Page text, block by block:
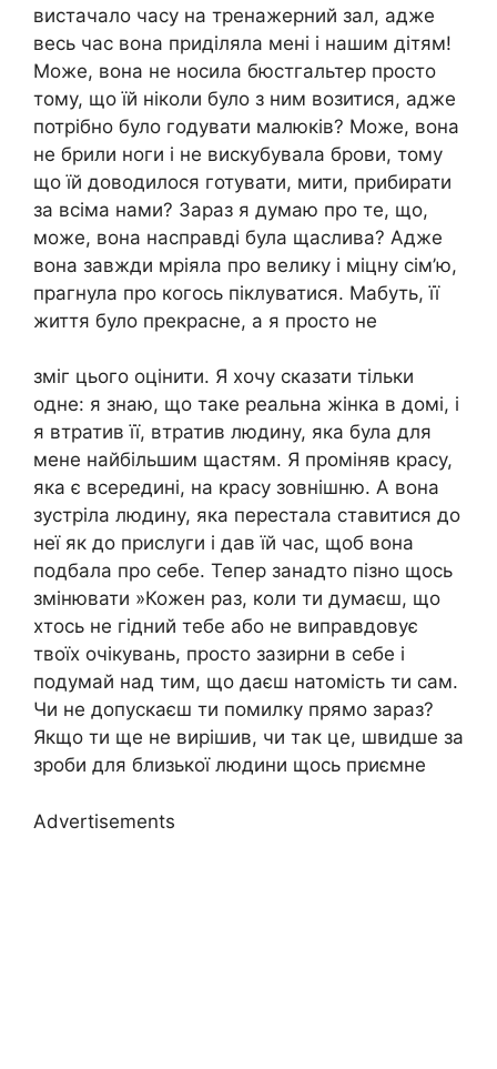
вистачало часу на тренажерний зал, адже
весь час вона приділяла мені і нашим дітям!
Може, вона не носила бюстгальтер просто
тому, що їй ніколи було з ним возитися, адже
потрібно було годувати малюків? Може, вона
не брили ноги і не вискубувала брови, тому
що їй доводилося готувати, мити, прибирати
за всіма нами? Зараз я думаю про те, що,
може, вона насправді була щаслива? Адже
вона завжди мріяла про велику і міцну сім’ю,
прагнула про когось піклуватися. Мабуть, її
життя було прекрасне, а я просто не
зміг цього оцінити. Я хочу сказати тільки
одне: я знаю, що таке реальна жінка в домі, і
я втратив її, втратив людину, яка була для
мене найбільшим щастям. Я проміняв красу,
яка є всередині, на красу зовнішню. А вона
зустріла людину, яка перестала ставитися до
неї як до прислуги і дав їй час, щоб вона
подбала про себе. Тепер занадто пізно щось
змінювати »Кожен раз, коли ти думаєш, що
хтось не гідний тебе або не виправдовує
твоїх очікувань, просто зазирни в себе і
подумай над тим, що даєш натомість ти сам.
Чи не допускаєш ти помилку прямо зараз?
Якщо ти ще не вирішив, чи так це, швидше за
зроби для близької людини щось приємне
Advertisements